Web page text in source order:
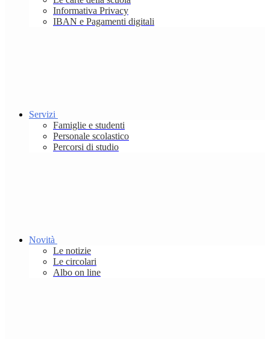
Informativa Privacy
IBAN e Pagamenti digitali
Servizi
Famiglie e studenti
Personale scolastico
Percorsi di studio
Novità
Le notizie
Le circolari
Albo on line